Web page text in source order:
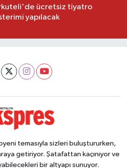
ücretsiz tiyatro
yapılacak
temasıyla sizleri buluştururken,
getiriyor. Şatafattan kaçınıyor ve
bir altyapı sunuyor.